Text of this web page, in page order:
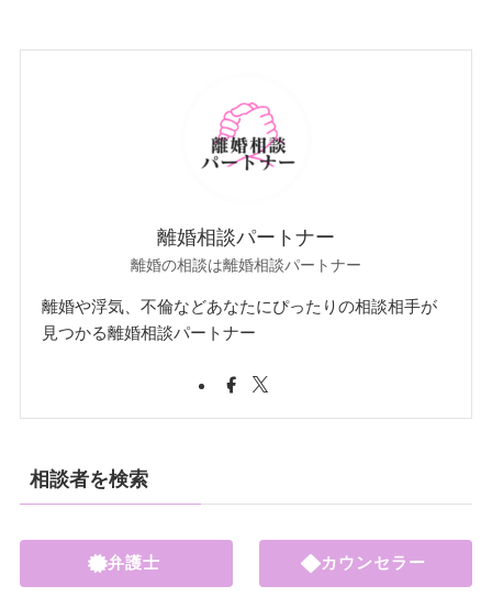
離婚相談パートナー
離婚の相談は離婚相談パートナー
離婚や浮気、不倫などあなたにぴったりの相談相手が
見つかる離婚相談パートナー
相談者を検索
弁護士 カウンセラー